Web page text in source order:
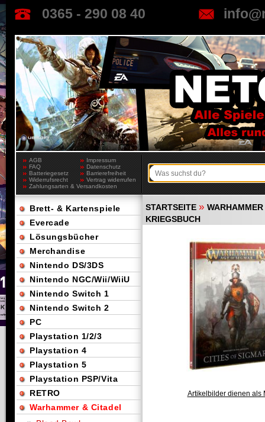
0365 - 290 08 40
AGB
Impressum
FAQ
Datenschutz
Batteriegesetz
Barrierefreiheit
Widerrufsrecht
Vertrag widerrufen
Zahlungsarten & Versandkosten
STARTSEITE »
KRIEGSBUCH
Artikelbilder dienen als
Brett- & Kartenspiele
Evercade
Lösungsbücher
Merchandise
Nintendo DS/3DS
Nintendo NGC/Wii/WiiU
Nintendo Switch 1
Nintendo Switch 2
PC
Playstation 1/2/3
Playstation 4
Playstation 5
Playstation PSP/Vita
RETRO
Warhammer & Citadel